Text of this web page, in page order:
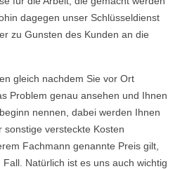
dagegen unser Schlüsseldienst
zu Gunsten des Kunden an die
gleich nachdem Sie vor Ort
Problem genau ansehen und Ihnen
nennen, dabei werden Ihnen
versteckte Kosten
Fachmann genannte Preis gilt,
Natürlich ist es uns auch wichtig